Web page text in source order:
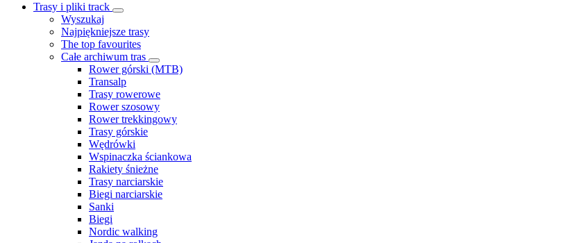
Trasy i pliki track
Wyszukaj
Najpiękniejsze trasy
The top favourites
Całe archiwum tras
Rower górski (MTB)
Transalp
Trasy rowerowe
Rower szosowy
Rower trekkingowy
Trasy górskie
Wędrówki
Wspinaczka ściankowa
Rakiety śnieżne
Trasy narciarskie
Biegi narciarskie
Sanki
Biegi
Nordic walking